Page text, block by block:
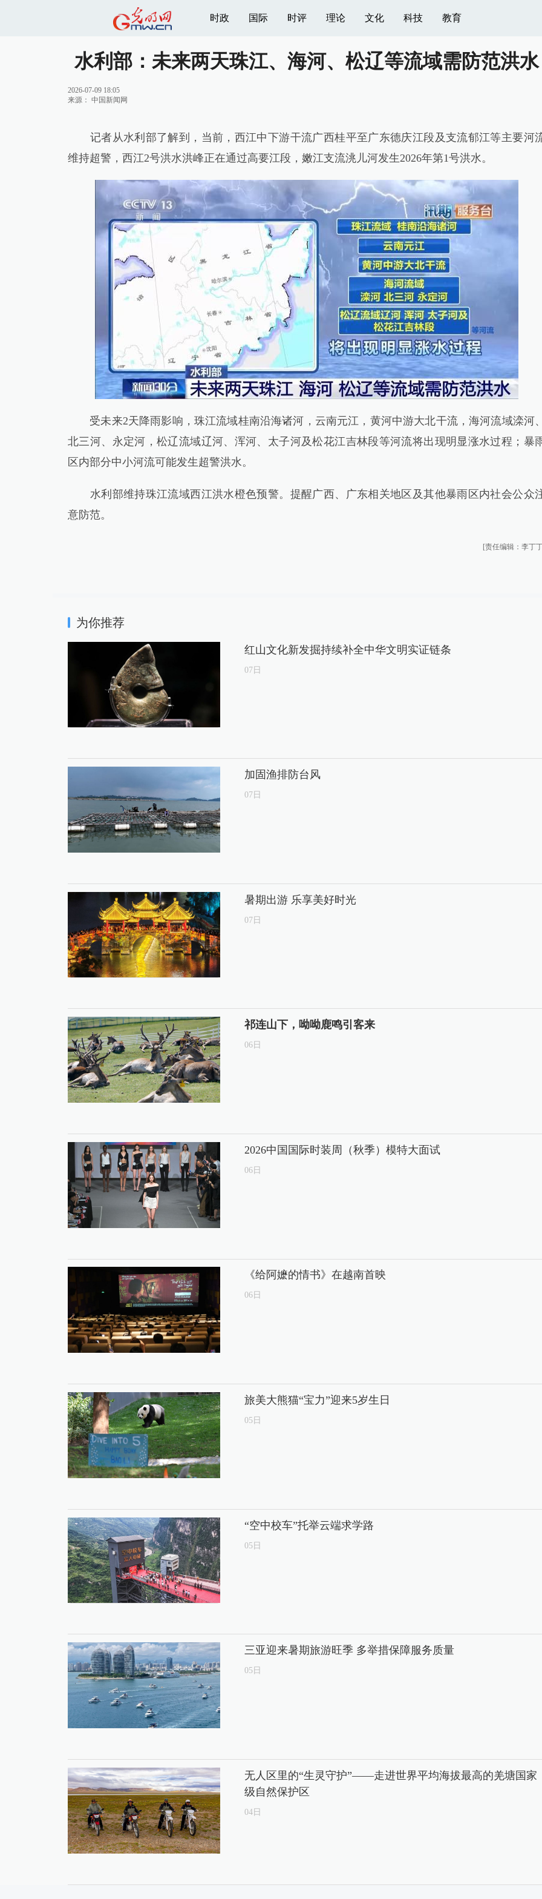
时政 国际 时评 理论 文化 科技 教育
水利部：未来两天珠江、海河、松辽等流域需防范洪水
2026-07-09 18:05
来源： 中国新闻网
记者从水利部了解到，当前，西江中下游干流广西桂平至广东德庆江段及支流郁江等主要河
维持超警，西江2号洪水洪峰正在通过高要江段，嫩江支流洮儿河发生2026年第1号洪水。
受未来2天降雨影响，珠江流域桂南沿海诸河，云南元江，黄河中游大北干流，海河流域滦河
北三河、永定河，松辽流域辽河、浑河、太子河及松花江吉林段等河流将出现明显涨水过程；暴
区内部分中小河流可能发生超警洪水。
水利部维持珠江流域西江洪水橙色预警。提醒广西、广东相关地区及其他暴雨区内社会公众
意防范。
[责任编辑：李丁
为你推荐
红山文化新发掘持续补全中华文明实证链条
07日
加固渔排防台风
07日
暑期出游 乐享美好时光
07日
祁连山下，呦呦鹿鸣引客来
06日
2026中国国际时装周（秋季）模特大面试
06日
《给阿嬷的情书》在越南首映
06日
旅美大熊猫“宝力”迎来5岁生日
05日
“空中校车”托举云端求学路
05日
三亚迎来暑期旅游旺季 多举措保障服务质量
05日
无人区里的“生灵守护”——走进世界平均海拔最高的羌塘国家
级自然保护区
04日